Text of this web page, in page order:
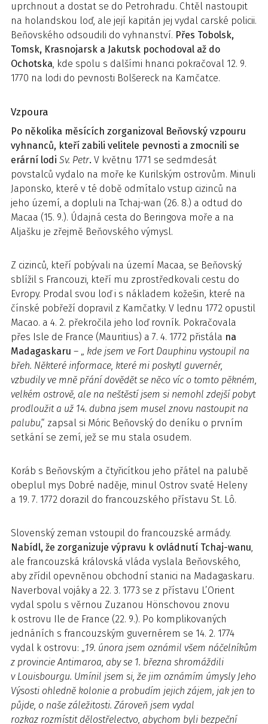
uprchnout a dostat se do Petrohradu. Chtěl nastoupit
na holandskou loď, ale její kapitán jej vydal carské policii.
Beňovského odsoudili do vyhnanství. Přes Tobolsk,
Tomsk, Krasnojarsk a Jakutsk pochodoval až do
Ochotska, kde spolu s dalšími hnanci pokračoval 12. 9.
1770 na lodi do pevnosti Bolšereck na Kamčatce.
Vzpoura
Po několika měsících zorganizoval Beňovský vzpouru
vyhnanců, kteří zabili velitele pevnosti a zmocnili se
erární lodi Sv. Petr. V květnu 1771 se sedmdesát
povstalců vydalo na moře ke Kurilským ostrovům. Minuli
Japonsko, které v té době odmítalo vstup cizinců na
jeho území, a dopluli na Tchaj-wan (26. 8.) a odtud do
Macaa (15. 9.). Údajná cesta do Beringova moře a na
Aljašku je zřejmě Beňovského výmysl.
Z cizinců, kteří pobývali na území Macaa, se Beňovský
sblížil s Francouzi, kteří mu zprostředkovali cestu do
Evropy. Prodal svou loď i s nákladem kožešin, které na
čínské pobřeží dopravil z Kamčatky. V lednu 1772 opustil
Macao. a 4. 2. překročila jeho loď rovník. Pokračovala
přes Isle de France (Mauritius) a 7. 4. 1772 přistála na
Madagaskaru – „ kde jsem ve Fort Dauphinu vystoupil na
břeh. Některé informace, které mi poskytl guvernér,
vzbudily ve mně přání dovědět se něco víc o tomto pěkném,
velkém ostrově, ale na neštěstí jsem si nemohl zdejší pobyt
prodloužit a už 14. dubna jsem musel znovu nastoupit na
palubu,“ zapsal si Móric Beňovský do deníku o prvním
setkání se zemí, jež se mu stala osudem.
Koráb s Beňovským a čtyřicítkou jeho přátel na palubě
obeplul mys Dobré naděje, minul Ostrov svaté Heleny
a 19. 7. 1772 dorazil do francouzského přístavu St. Lô.
Slovenský zeman vstoupil do francouzské armády.
Nabídl, že zorganizuje výpravu k ovládnutí Tchaj-wanu,
ale francouzská královská vláda vyslala Beňovského,
aby zřídil opevněnou obchodní stanici na Madagaskaru.
Naverboval vojáky a 22. 3. 1773 se z přístavu L’Orient
vydal spolu s věrnou Zuzanou Hönschovou znovu
k ostrovu Ile de France (22. 9.). Po komplikovaných
jednáních s francouzským guvernérem se 14. 2. 1774
vydal k ostrovu: „19. února jsem oznámil všem náčelníkům
z provincie Antimaroa, aby se 1. března shromáždili
v Louisbourgu. Umínil jsem si, že jim oznámím úmysly Jeho
Výsosti ohledně kolonie a probudím jejich zájem, jak jen to
půjde, o naše záležitosti. Zároveň jsem vydal
rozkaz rozmístit dělostřelectvo, abychom byli bezpeční